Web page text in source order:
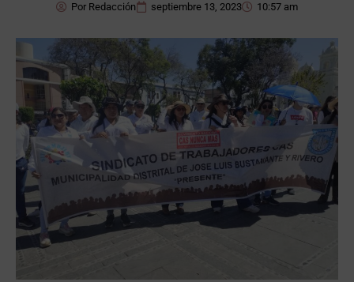
Por Redacción septiembre 13, 2023 10:57 am